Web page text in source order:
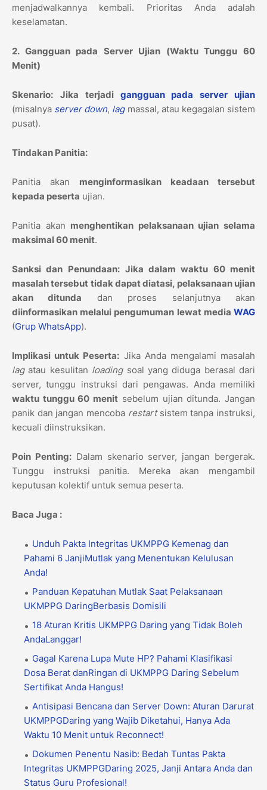
menjadwalkannya kembali. Prioritas Anda adalah
keselamatan.
2. Gangguan pada Server Ujian (Waktu Tunggu 60
Menit)
Skenario: Jika terjadi gangguan pada server ujian
(misalnya server down, lagmassal, atau kegagalan sistem
pusat).
Tindakan Panitia:
Panitia akan menginformasikan keadaan tersebut
kepada peserta ujian.
Panitia akan menghentikan pelaksanaan ujian selama
maksimal 60 menit.
Sanksi dan Penundaan: Jika dalam waktu 60 menit
masalah tersebut tidak dapat diatasi, pelaksanaan ujian
akan ditunda dan proses selanjutnya akan
diinformasikan melalui pengumuman lewat media WAG
(Grup WhatsApp).
Implikasi untuk Peserta: Jika Anda mengalami masalah
lagatau kesulitan loadingsoal yang diduga berasal dari
server, tunggu instruksi dari pengawas. Anda memiliki
waktu tunggu 60 menit sebelum ujian ditunda. Jangan
panik dan jangan mencoba restartsistem tanpa instruksi,
kecuali diinstruksikan.
Poin Penting:Dalam skenario server, jangan bergerak.
Tunggu instruksi panitia. Mereka akan mengambil
keputusan kolektif untuk semua peserta.
Baca Juga :
Unduh Pakta Integritas UKMPPG Kemenag dan
Pahami 6 JanjiMutlak yang Menentukan Kelulusan
Anda!
Panduan Kepatuhan Mutlak Saat Pelaksanaan
UKMPPG DaringBerbasis Domisili
18 Aturan Kritis UKMPPG Daring yang Tidak Boleh
AndaLanggar!
Gagal Karena Lupa Mute HP? Pahami Klasifikasi
Dosa Berat danRingan di UKMPPG Daring Sebelum
Sertifikat Anda Hangus!
Antisipasi Bencana dan Server Down: Aturan Darurat
UKMPPGDaring yang Wajib Diketahui, Hanya Ada
Waktu 10 Menit untuk Reconnect!
Dokumen Penentu Nasib: Bedah Tuntas Pakta
Integritas UKMPPGDaring 2025, Janji Antara Anda dan
Status Guru Profesional!